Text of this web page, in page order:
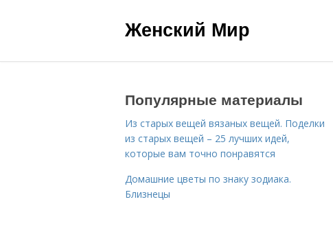
Женский Мир
Популярные материалы
Из старых вещей вязаных вещей. Поделки
из старых вещей – 25 лучших идей,
которые вам точно понравятся
Домашние цветы по знаку зодиака.
Близнецы